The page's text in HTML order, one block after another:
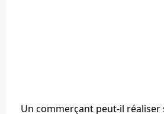
Un commerçant peut-il